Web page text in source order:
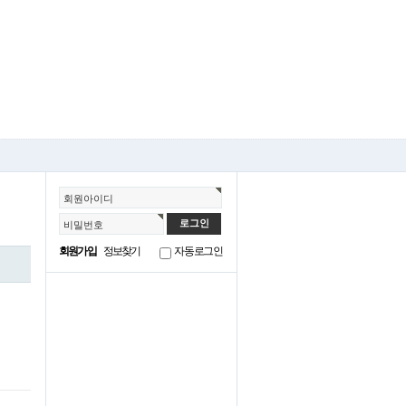
회원아이디
비밀번호
회원가입 정보찾기 자동로그인